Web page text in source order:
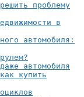
проблему
в
автомобиля:
автомобиля
купить